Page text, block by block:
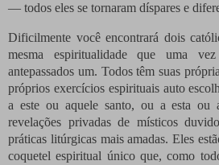
— todos eles se tornaram díspares e
Dificilmente você encontrará dois
mesma espiritualidade que uma
antepassados ​​um. Todos têm suas
próprios exercícios espirituais auto
a este ou aquele santo, ou a esta ou
revelações privadas de místicos
práticas litúrgicas mais amadas. Eles
coquetel espiritual único que, como